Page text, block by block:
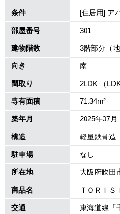
条件 [住居用] ア
部屋番号 301
建物階数 3階部分（地
向き 南
間取り 2LDK （
専有面積 71.34m²
築年月 2025年07月
構造 軽量鉄骨造
駐車場 なし
所在地 大阪府吹田
商品名 ＴＯＲＩＳ
交通 東海道線「